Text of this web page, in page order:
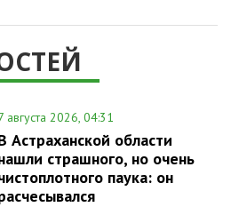
августа 2026, 04:31
Астраханской области
страшного, но очень
паука: он